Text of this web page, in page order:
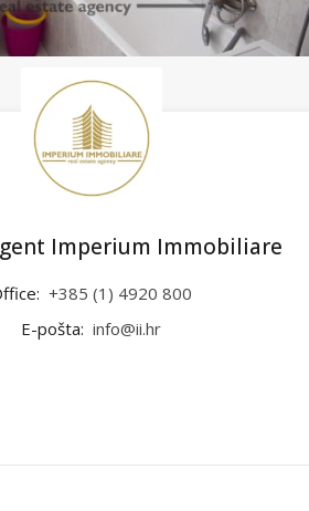
Imperium Immobiliare
+385 (1) 4920 800
E-pošta: info@ii.hr